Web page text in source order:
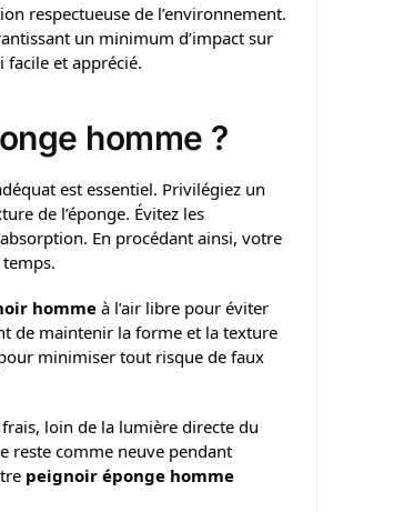
respectueuse de l’environnement.
un minimum d’impact sur
facile et apprécié.
homme ?
est essentiel. Privilégiez un
de l’éponge. Évitez les
En procédant ainsi, votre
hommeà l’air libre pour éviter
de maintenir la forme et la texture
minimiser tout risque de faux
loin de la lumière directe du
reste comme neuve pendant
peignoir éponge homme